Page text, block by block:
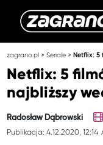
zagrano.pl »Seriale »Netflix: 5
Netflix: 5
najbliższy
Radosław Dąbrowski
Publikacja: 4.12.2020, 12:14